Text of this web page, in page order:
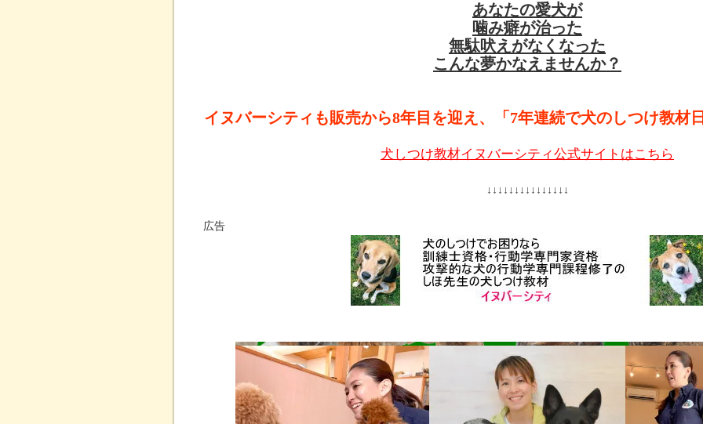
あなたの愛犬が
噛み癖が治った
無駄吠えがなくなった
こんな夢かなえませんか？
イヌバーシティも販売から8年目を迎え、「7年連続で犬のしつけ教材
犬しつけ教材イヌバーシティ公式サイトはこちら
↓↓↓↓↓↓↓↓↓↓↓↓↓↓↓
広告